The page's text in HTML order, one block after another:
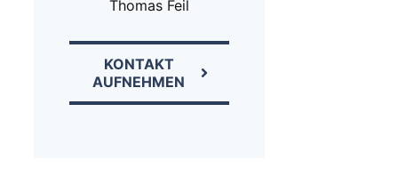
Thomas Feil
KONTAKT
AUFNEHMEN